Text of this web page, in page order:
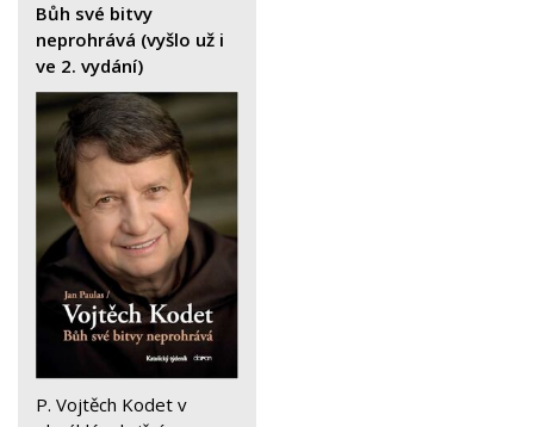
Bůh své bitvy
neprohrává (vyšlo už i
ve 2. vydání)
P. Vojtěch Kodet v